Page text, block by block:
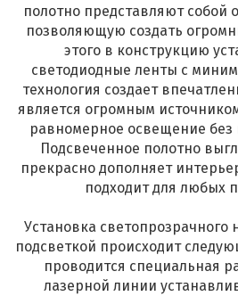
полотно представляют собой
позволяющую создать
этого в конструкцию
светодиодные ленты с
технология создает
является огромным
равномерное освещение без
Подсвеченное полотно
прекрасно дополняет
подходит для любых
Установка светопрозрачного
подсветкой происходит
проводится специальная
лазерной линии